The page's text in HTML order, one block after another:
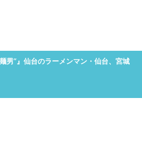
”』仙台のラーメンマン・仙台、宮城